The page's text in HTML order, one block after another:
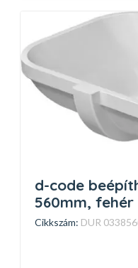
d-code
560mm, fehér
Cikkszám: DUR